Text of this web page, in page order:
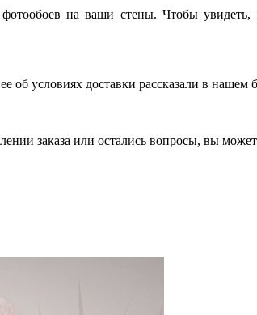
на ваши стены. Чтобы
об условиях доставки рассказали в нашем
заказа или остались вопросы, вы